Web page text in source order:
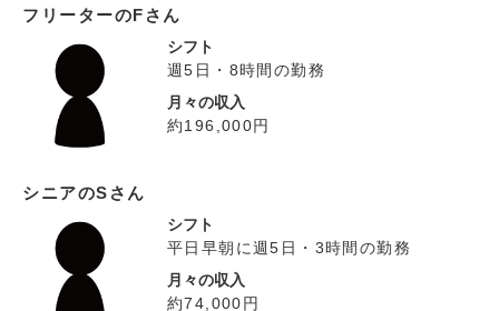
フリーターのFさん
シフト
週5日・8時間の勤務
月々の収入
約196,000円
シニアのSさん
シフト
平日早朝に週5日・3時間の勤務
月々の収入
約74,000円